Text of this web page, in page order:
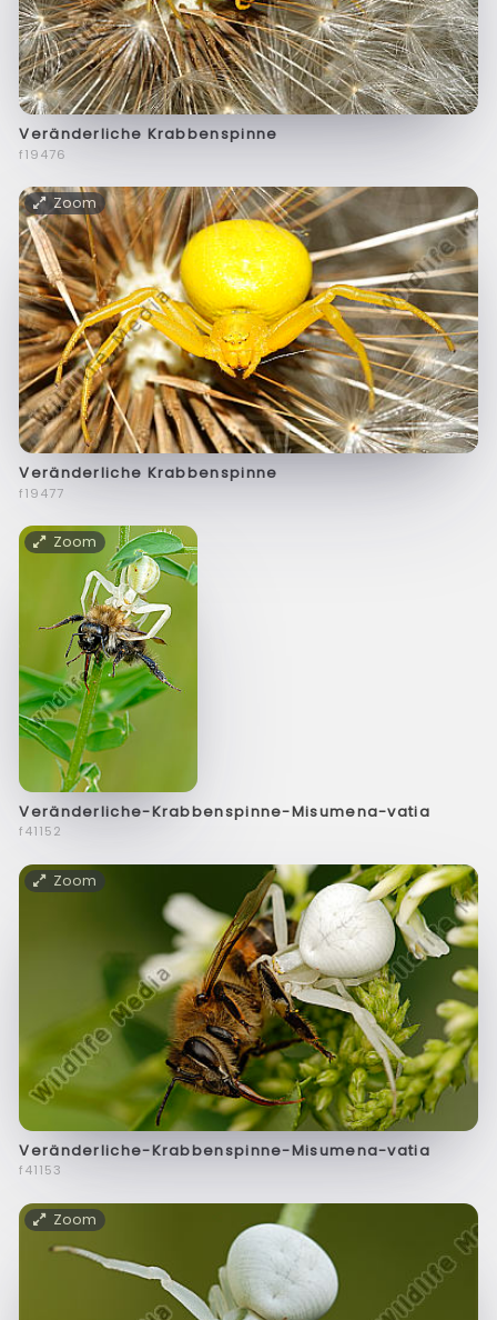
Veränderliche Krabbenspinne
f19476
Zoom
Veränderliche Krabbenspinne
f19477
Zoom
Veränderliche-Krabbenspinne-Misumena-vatia
f41152
Zoom
Veränderliche-Krabbenspinne-Misumena-vatia
f41153
Zoom